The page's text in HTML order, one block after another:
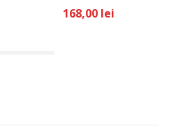
168,00 lei